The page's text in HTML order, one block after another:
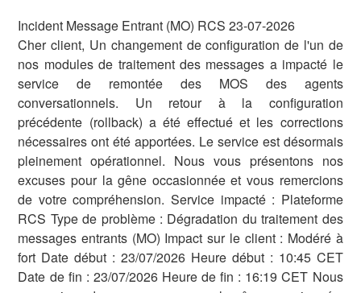
Incident Message Entrant (MO) RCS 23-07-2026
Cher client, Un changement de configuration de l'un de
nos modules de traitement des messages a impacté le
service de remontée des MOS des agents
conversationnels. Un retour à la configuration
précédente (rollback) a été effectué et les corrections
nécessaires ont été apportées. Le service est désormais
pleinement opérationnel. Nous vous présentons nos
excuses pour la gêne occasionnée et vous remercions
de votre compréhension. Service impacté : Plateforme
RCS Type de problème : Dégradation du traitement des
messages entrants (MO) Impact sur le client : Modéré à
fort Date début : 23/07/2026 Heure début : 10:45 CET
Date de fin : 23/07/2026 Heure de fin : 16:19 CET Nous